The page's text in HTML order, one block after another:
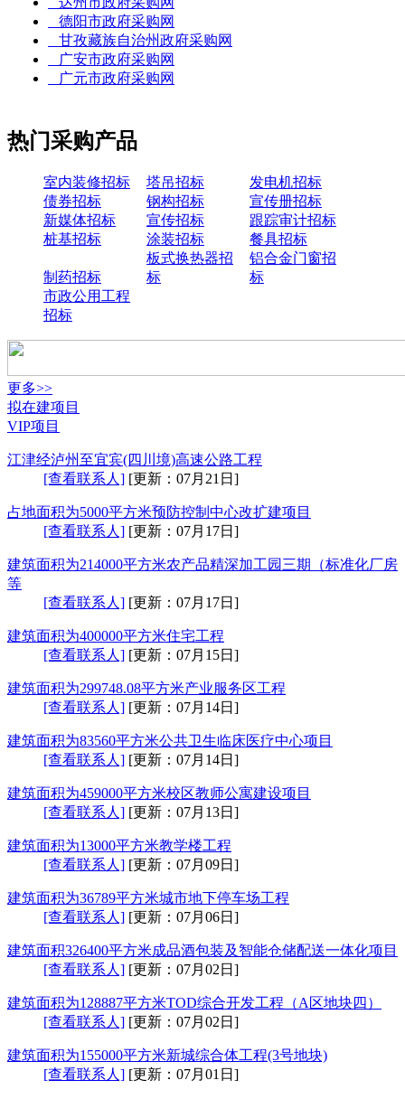
德阳市政府采购网
甘孜藏族自治州政府采购网
广安市政府采购网
广元市政府采购网
热门采购产品
室内装修招标 塔吊招标
发电机招标
债券招标
钢构招标
宣传册招标
新媒体招标
宣传招标
跟踪审计招标
桩基招标
涂装招标 餐具招标
制药招标
板式换热器招
标
铝合金门窗招
标
市政公用工程
招标
更多>>
拟在建项目
VIP项目
江津经泸州至宜宾(四川境)高速公路工程
[查看联系人] [更新：07月21日]
占地面积为5000平方米预防控制中心改扩建项目
[查看联系人] [更新：07月17日]
建筑面积为214000平方米农产品精深加工园三期（标准化厂房
等
[查看联系人] [更新：07月17日]
建筑面积为400000平方米住宅工程
[查看联系人] [更新：07月15日]
建筑面积为299748.08平方米产业服务区工程
[查看联系人] [更新：07月14日]
建筑面积为83560平方米公共卫生临床医疗中心项目
[查看联系人] [更新：07月14日]
建筑面积为459000平方米校区教师公寓建设项目
[查看联系人] [更新：07月13日]
建筑面积为13000平方米教学楼工程
[查看联系人] [更新：07月09日]
建筑面积为36789平方米城市地下停车场工程
[查看联系人] [更新：07月06日]
建筑面积326400平方米成品酒包装及智能仓储配送一体化项目
[查看联系人] [更新：07月02日]
建筑面积为128887平方米TOD综合开发工程（A区地块四）
[查看联系人] [更新：07月02日]
建筑面积为155000平方米新城综合体工程(3号地块)
[查看联系人] [更新：07月01日]